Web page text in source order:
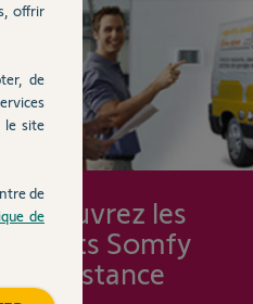
Découvrez les
forfaits Somfy
Assistance
offrir
de
le site
de
de